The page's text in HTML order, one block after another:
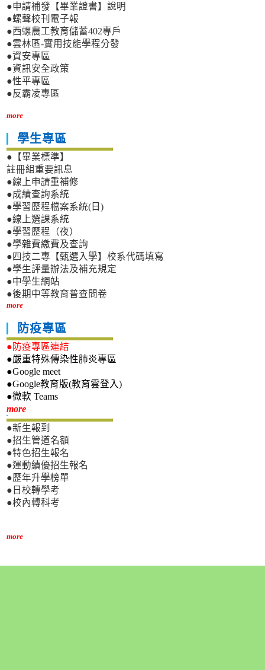
●申請補發【畢業證書】說明
●螺聲校刊電子報
●西螺農工教育儲蓄402專戶
●雲林區-實用技能學程分發
●資安專區
●資訊安全政策
●性平專區
●反霸凌專區
more
學生專區
●【畢業標準】
註冊組重要訊息
●線上申請重補修
●成績查詢系統
●學習歷程檔案系統(日)
●線上選課系統
●學習歷程（夜）
●學雜費繳費及查詢
●四技二專【甄選入學】校系代碼填寫
●學生評量辦法及補充規定
●中學生網站
●後期中等教育普查問卷
more
防疫專區
●防疫專區連結
●嚴重特殊傳染性肺炎專區
●Google meet
●Google教育版(教育雲登入)
●微軟 Teams
more新生專區
●新生報到
●招生管道名額
●特色招生報名
●運動績優招生報名
●歷年升學榜單
●日校轉學考
●校內轉科考
more